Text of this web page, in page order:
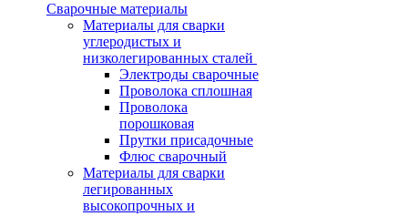
Сварочные материалы
Материалы для сварки
углеродистых и
низколегированных сталей
Электроды сварочные
Проволока сплошная
Проволока
порошковая
Прутки присадочные
Флюс сварочный
Материалы для сварки
легированных
высокопрочных и